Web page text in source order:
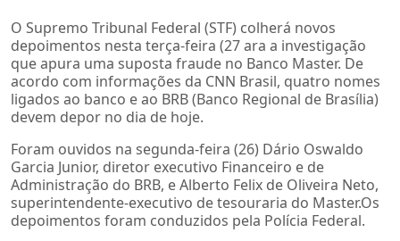
O Supremo Tribunal Federal (STF) colherá novos
depoimentos nesta terça-feira (27 ara a investigação
que apura uma suposta fraude no Banco Master. De
acordo com informações da CNN Brasil, quatro nomes
ligados ao banco e ao BRB (Banco Regional de Brasília)
devem depor no dia de hoje.
Foram ouvidos na segunda-feira (26) Dário Oswaldo
Garcia Junior, diretor executivo Financeiro e de
Administração do BRB, e Alberto Felix de Oliveira Neto,
superintendente-executivo de tesouraria do Master.Os
depoimentos foram conduzidos pela Polícia Federal.